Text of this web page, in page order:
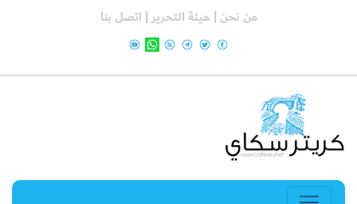
من نحن | هيئة التحرير | اتصل بنا